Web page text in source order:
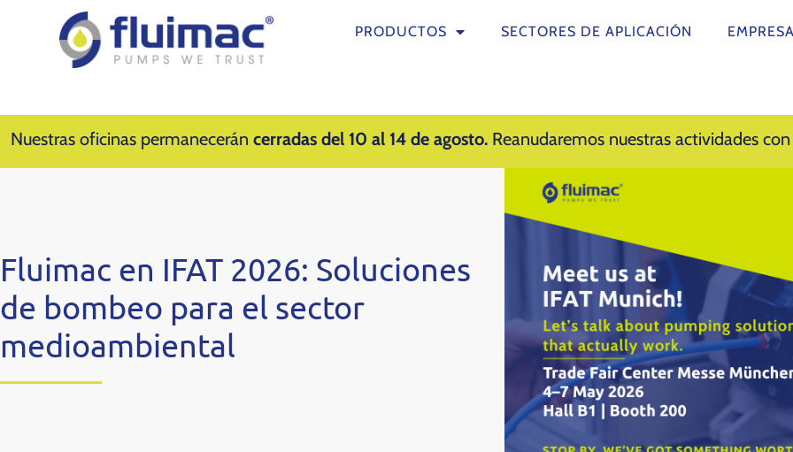
PRODUCTOS SECTORES DE APLICACIÓN EMPRESA
Nuestras oficinas permanecerán cerradas del 10 al 14 de agosto.Reanudaremos nuestras actividades
Fluimac en IFAT 2026: Soluciones
de bombeo para el sector
medioambiental